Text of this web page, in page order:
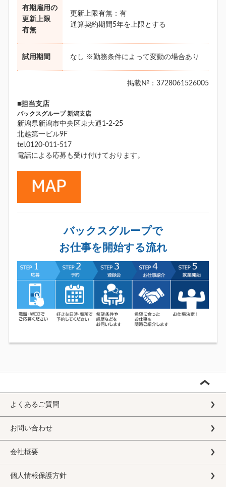
有期雇用の
更新上限
有無
更新上限有無：有
通算契約期間5年を上限とする
試用期間 なし ※勤務条件によって変動の場合あり
掲載№：3728061526005
■担当支店
バックスグループ 新潟支店
新潟県新潟市中央区東大通1-2-25
北越第一ビル9F
tel.0120-011-517
電話による応募も受け付けております。
バックスグループで
お仕事を開始する流れ
よくあるご質問
お問い合わせ
会社概要
個人情報保護方針